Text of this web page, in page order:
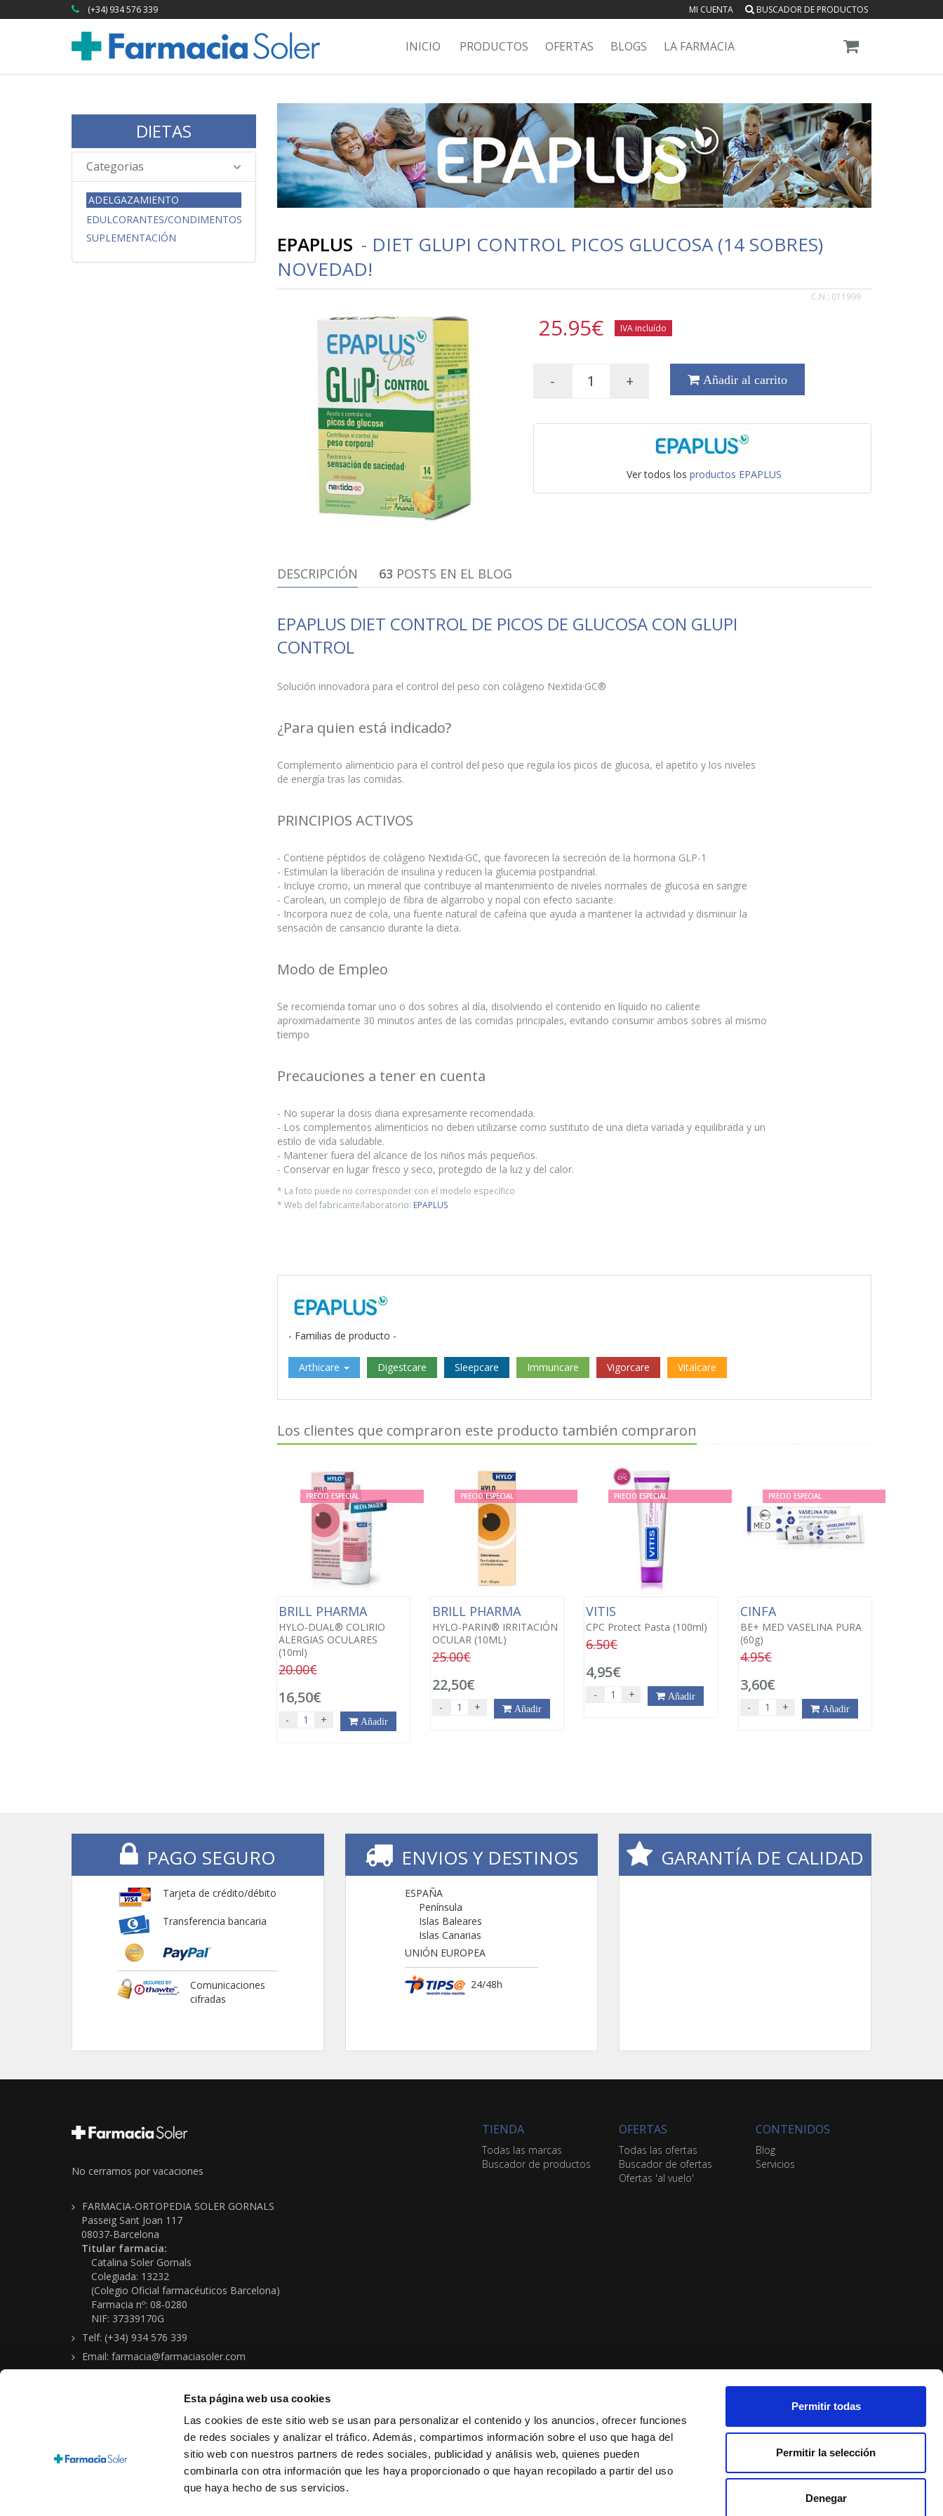
Esta página web usa cookies
Las cookies de este sitio web se usan para personalizar el contenido y los anuncios, ofrecer funciones
de redes sociales y analizar el tráfico. Además, compartimos información sobre el uso que haga del
sitio web con nuestros partners de redes sociales, publicidad y análisis web, quienes pueden
combinarla con otra información que les haya proporcionado o que hayan recopilado a partir del uso
que haya hecho de sus servicios.
Permitir todas
Permitir la selección
Denegar
(+34) 934 576 339 MI CUENTA BUSCADOR DE PRODUCTOS
INICIO PRODUCTOS OFERTAS BLOGS LA FARMACIA
DIETAS
Categorias
ADELGAZAMIENTO
EDULCORANTES/CONDIMENTOS
SUPLEMENTACIÓN
EPAPLUS - DIET GLUPI CONTROL PICOS GLUCOSA (14 SOBRES)
NOVEDAD!
C.N.: 011999
25.95€ IVA incluído
- + Añadir al carrito
Ver todos losproductos EPAPLUS
DESCRIPCIÓN 63 POSTS EN EL BLOG
EPAPLUS DIET CONTROL DE PICOS DE GLUCOSA CON GLUPI
CONTROL
Solución innovadora para el control del peso con colágeno Nextida·GC®
¿Para quien está indicado?
Complemento alimenticio para el control del peso que regula los picos de glucosa, el apetito y los niveles
de energía tras las comidas.
PRINCIPIOS ACTIVOS
- Contiene péptidos de colágeno Nextida·GC, que favorecen la secreción de la hormona GLP-1
- Estimulan la liberación de insulina y reducen la glucemia postpandrial.
- Incluye cromo, un mineral que contribuye al mantenimiento de niveles normales de glucosa en sangre
- Carolean, un complejo de fibra de algarrobo y nopal con efecto saciante.
- Incorpora nuez de cola, una fuente natural de cafeína que ayuda a mantener la actividad y disminuir la
sensación de cansancio durante la dieta.
Modo de Empleo
Se recomienda tomar uno o dos sobres al día, disolviendo el contenido en líquido no caliente
aproximadamente 30 minutos antes de las comidas principales, evitando consumir ambos sobres al mismo
tiempo
Precauciones a tener en cuenta
- No superar la dosis diaria expresamente recomendada.
- Los complementos alimenticios no deben utilizarse como sustituto de una dieta variada y equilibrada y un
estilo de vida saludable.
- Mantener fuera del alcance de los niños más pequeños.
- Conservar en lugar fresco y seco, protegido de la luz y del calor.
* La foto puede no corresponder con el modelo específico
* Web del fabricante/laboratorio: EPAPLUS
- Familias de producto -
Arthicare Digestcare Sleepcare Immuncare Vigorcare Vitalcare
Los clientes que compraron este producto también compraron
PRECIO ESPECIAL
BRILL PHARMA
HYLO-DUAL® COLIRIO
ALERGIAS OCULARES
(10ml)
20.00€
16,50€
- + Añadir
PRECIO ESPECIAL
BRILL PHARMA
HYLO-PARIN® IRRITACIÓN
OCULAR (10ML)
25.00€
22,50€
- + Añadir
PRECIO ESPECIAL
VITIS
CPC Protect Pasta (100ml)
6.50€
4,95€
- + Añadir
PRECIO ESPECIAL
CINFA
BE+ MED VASELINA PURA
(60g)
4.95€
3,60€
- + Añadir
PAGO SEGURO
Tarjeta de crédito/débito
Transferencia bancaria
Comunicaciones
cifradas
ENVIOS Y DESTINOS
ESPAÑA
Península
Islas Baleares
Islas Canarias
UNIÓN EUROPEA
24/48h
GARANTÍA DE CALIDAD
No cerramos por vacaciones
FARMACIA-ORTOPEDIA SOLER GORNALS
Passeig Sant Joan 117
08037-Barcelona
Titular farmacia:
Catalina Soler Gornals
Colegiada: 13232
(Colegio Oficial farmacéuticos Barcelona)
Farmacia nº: 08-0280
NIF: 37339170G
Telf: (+34) 934 576 339
Email: farmacia@farmaciasoler.com
TIENDA
Todas las marcas
Buscador de productos
OFERTAS
Todas las ofertas
Buscador de ofertas
Ofertas 'al vuelo'
CONTENIDOS
Blog
Servicios
Copyright © 2026 Farmacia-Ortopedia Soler Gornals
Política protección de datos personales |Condiciones de venta|Política de